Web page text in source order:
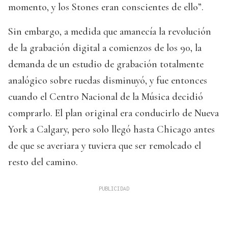
momento, y los Stones eran conscientes de ello”.
Sin embargo, a medida que amanecía la revolución
de la grabación digital a comienzos de los 90, la
demanda de un estudio de grabación totalmente
analógico sobre ruedas disminuyó, y fue entonces
cuando el Centro Nacional de la Música decidió
comprarlo. El plan original era conducirlo de Nueva
York a Calgary, pero solo llegó hasta Chicago antes
de que se averiara y tuviera que ser remolcado el
resto del camino.